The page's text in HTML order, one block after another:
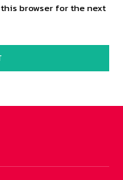
browser for the next